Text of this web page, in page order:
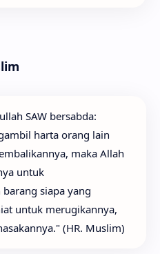
SAW bersabda:
harta orang lain
maka Allah
untuk
siapa yang
untuk merugikannya,
(HR. Muslim)